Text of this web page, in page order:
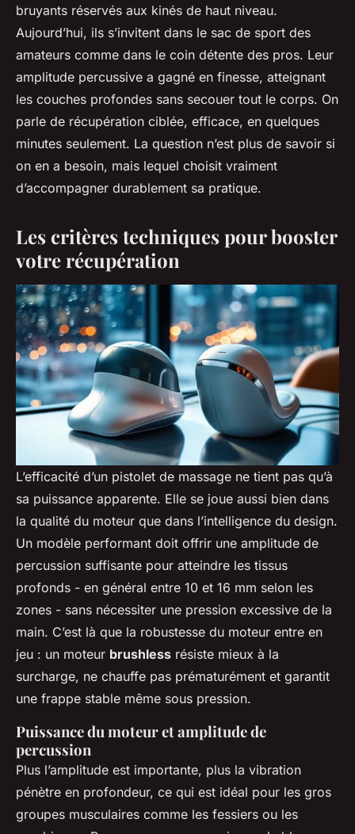
bruyants réservés aux kinés de haut niveau.
Aujourd’hui, ils s’invitent dans le sac de sport des
amateurs comme dans le coin détente des pros. Leur
amplitude percussive a gagné en finesse, atteignant
les couches profondes sans secouer tout le corps. On
parle de récupération ciblée, efficace, en quelques
minutes seulement. La question n’est plus de savoir si
on en a besoin, mais lequel choisit vraiment
d’accompagner durablement sa pratique.
Les critères techniques pour booster
votre récupération
L’efficacité d’un pistolet de massage ne tient pas qu’à
sa puissance apparente. Elle se joue aussi bien dans
la qualité du moteur que dans l’intelligence du design.
Un modèle performant doit offrir une amplitude de
percussion suffisante pour atteindre les tissus
profonds - en général entre 10 et 16 mm selon les
zones - sans nécessiter une pression excessive de la
main. C’est là que la robustesse du moteur entre en
jeu : un moteur brushless résiste mieux à la
surcharge, ne chauffe pas prématurément et garantit
une frappe stable même sous pression.
Puissance du moteur et amplitude de
percussion
Plus l’amplitude est importante, plus la vibration
pénètre en profondeur, ce qui est idéal pour les gros
groupes musculaires comme les fessiers ou les